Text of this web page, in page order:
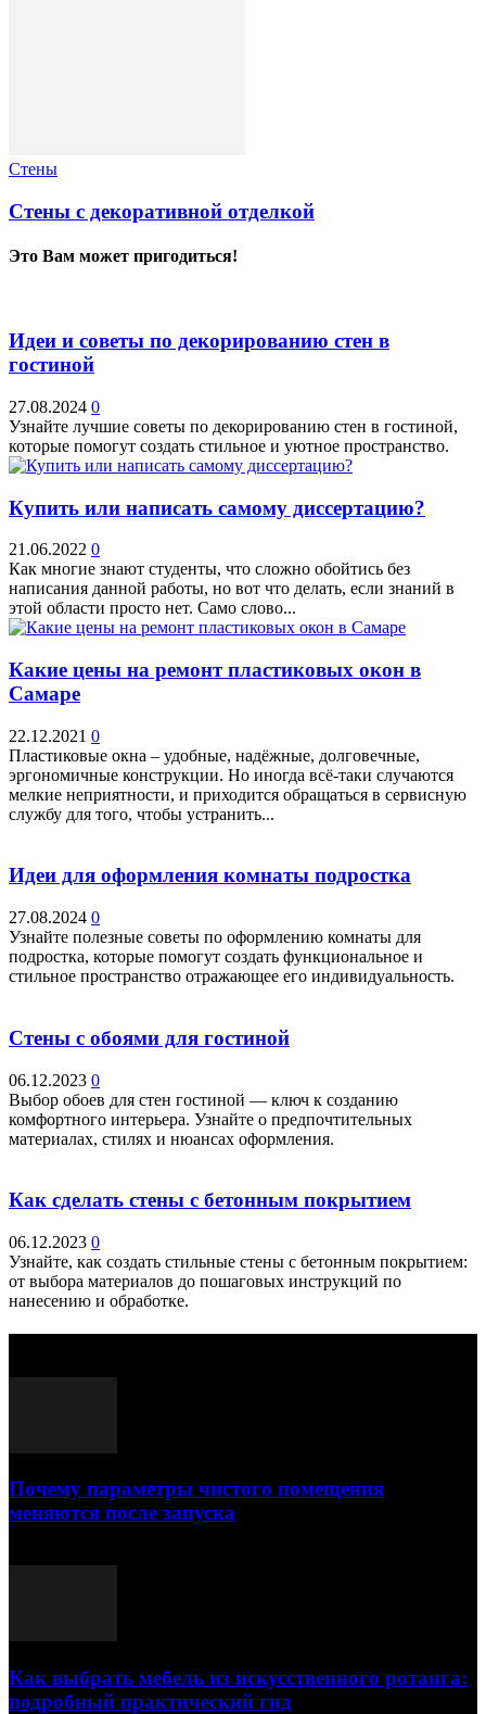
Стены
Стены с декоративной отделкой
Это Вам может пригодиться!
Идеи и советы по декорированию стен в
гостиной
27.08.2024 0
Узнайте лучшие советы по декорированию стен в гостиной,
которые помогут создать стильное и уютное пространство.
Купить или написать самому диссертацию?
21.06.2022 0
Как многие знают студенты, что сложно обойтись без
написания данной работы, но вот что делать, если знаний в
этой области просто нет. Само слово...
Какие цены на ремонт пластиковых окон в
Самаре
22.12.2021 0
Пластиковые окна – удобные, надёжные, долговечные,
эргономичные конструкции. Но иногда всё-таки случаются
мелкие неприятности, и приходится обращаться в сервисную
службу для того, чтобы устранить...
Идеи для оформления комнаты подростка
27.08.2024 0
Узнайте полезные советы по оформлению комнаты для
подростка, которые помогут создать функциональное и
стильное пространство отражающее его индивидуальность.
Стены с обоями для гостиной
06.12.2023 0
Выбор обоев для стен гостиной — ключ к созданию
комфортного интерьера. Узнайте о предпочтительных
материалах, стилях и нюансах оформления.
Как сделать стены с бетонным покрытием
06.12.2023 0
Узнайте, как создать стильные стены с бетонным покрытием:
от выбора материалов до пошаговых инструкций по
нанесению и обработке.
Почему параметры чистого помещения
меняются после запуска
Как выбрать мебель из искусственного ротанга:
подробный практический гид